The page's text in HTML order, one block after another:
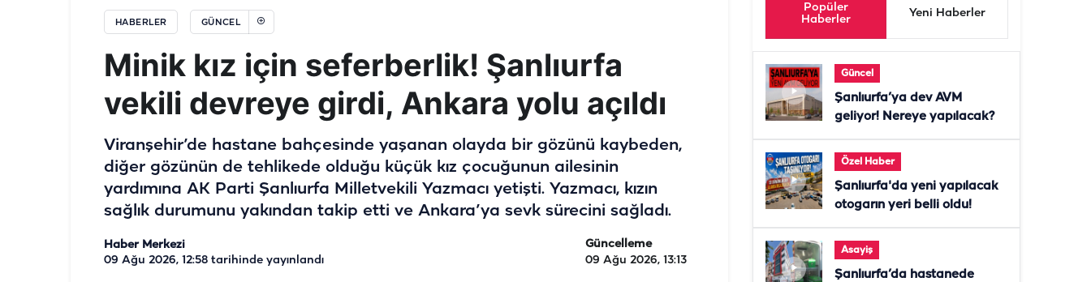
HABERLER GÜNCEL
Minik kız için seferberlik! Şanlıurfa
vekili devreye girdi, Ankara yolu açıldı
Viranşehir’de hastane bahçesinde yaşanan olayda bir gözünü kaybeden,
diğer gözünün de tehlikede olduğu küçük kız çocuğunun ailesinin
yardımına AK Parti Şanlıurfa Milletvekili Yazmacı yetişti. Yazmacı, kızın
sağlık durumunu yakından takip etti ve Ankara’ya sevk sürecini sağladı.
Haber Merkezi
09 Ağu 2026, 12:58 tarihinde yayınlandı
Güncelleme
09 Ağu 2026, 13:13
Popüler
Haberler
Yeni Haberler
Güncel
Şanlıurfa’ya dev AVM
geliyor! Nereye yapılacak?
Özel Haber
Şanlıurfa'da yeni yapılacak
otogarın yeri belli oldu!
Asayiş
Şanlıurfa’da hastanede